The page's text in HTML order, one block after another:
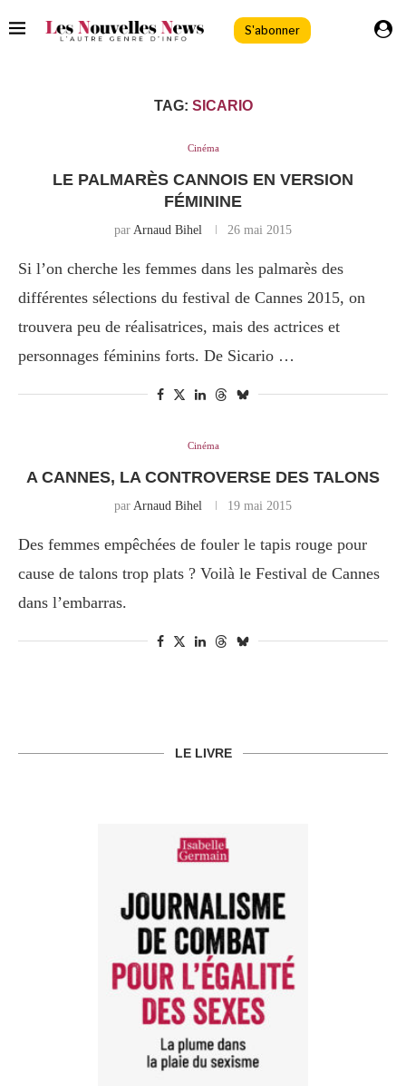
S'abonner
TAG: SICARIO
Cinéma
LE PALMARÈS CANNOIS EN VERSION
FÉMININE
par Arnaud Bihel 26 mai 2015
Si l’on cherche les femmes dans les palmarès des
différentes sélections du festival de Cannes 2015, on
trouvera peu de réalisatrices, mais des actrices et
personnages féminins forts. De Sicario …
Cinéma
A CANNES, LA CONTROVERSE DES TALONS
par Arnaud Bihel 19 mai 2015
Des femmes empêchées de fouler le tapis rouge pour
cause de talons trop plats ? Voilà le Festival de Cannes
dans l’embarras.
LE LIVRE